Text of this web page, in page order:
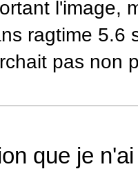
l'image,
ragtime 5.6
pas non
que je